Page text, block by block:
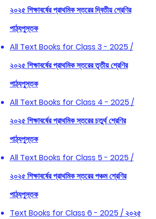
২০২৫ শিক্ষাবর্ষের প্রাথমিক স্তরের দ্বিতীয় শ্রেণির
পাঠ্যপুস্তক
All Text Books for Class 3 - 2025 /
২০২৫ শিক্ষাবর্ষের প্রাথমিক স্তরের তৃতীয় শ্রেণির
পাঠ্যপুস্তক
All Text Books for Class 4 - 2025 /
২০২৫ শিক্ষাবর্ষের প্রাথমিক স্তরের চতুর্থ শ্রেণির
পাঠ্যপুস্তক
All Text Books for Class 5 - 2025 /
২০২৫ শিক্ষাবর্ষের প্রাথমিক স্তরের পঞ্চম শ্রেণির
পাঠ্যপুস্তক
Text Books for Class 6 - 2025 / ২০২৫